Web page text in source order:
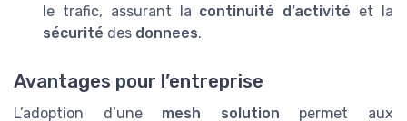
le trafic, assurant la continuité d’activité et la
sécurité des donnees.
Avantages pour l’entreprise
L’adoption d’une mesh solution permet aux